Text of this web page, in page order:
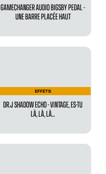
GAMECHANGER AUDIO BIGSBY PEDAL -
UNE BARRE PLACÉE HAUT
EFFETS
DR.J SHADOW ECHO - VINTAGE, ES-TU
LÀ, LÀ, LÀ...